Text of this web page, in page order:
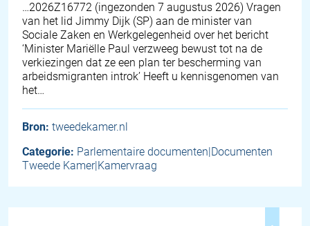
… 2026Z16772 (ingezonden 7 augustus 2026) Vragen
van het lid Jimmy Dijk (SP) aan de minister van
Sociale Zaken en Werkgelegenheid over het bericht
‘Minister Mariëlle Paul verzweeg bewust tot na de
verkiezingen dat ze een plan ter bescherming van
arbeidsmigranten introk’ Heeft u kennisgenomen van
het…
Bron: tweedekamer.nl
Categorie: Parlementaire documenten|Documenten
Tweede Kamer|Kamervraag